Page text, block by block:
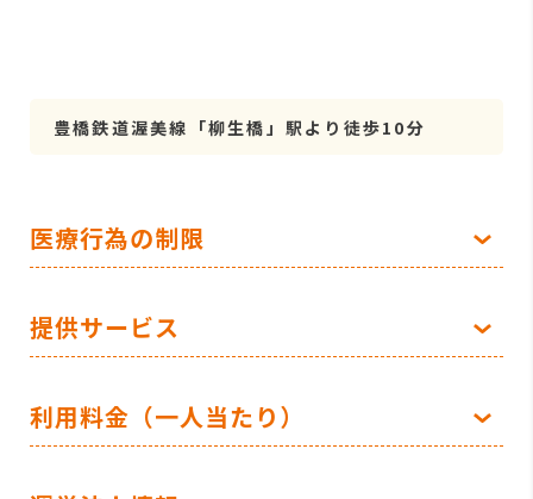
豊橋鉄道渥美線「柳生橋」駅より徒歩10分
医療行為の制限
提供サービス
利用料金（一人当たり）